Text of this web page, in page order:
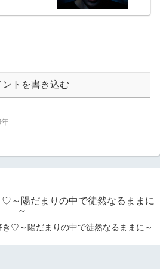
ントを書き込む
～陽だまりの中で徒然なるままに
～
♡～陽だまりの中で徒然なるままに～.